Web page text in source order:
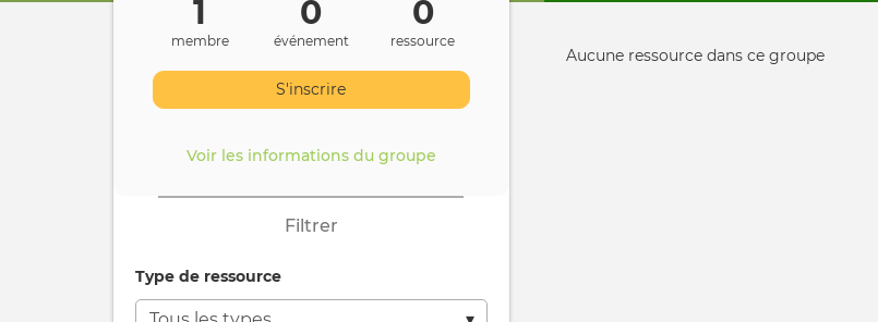
1
membre
0
événement
0
ressource
S'inscrire
Voir les informations du groupe
Filtrer
Type de ressource
Informative
Aucune ressource dans ce groupe